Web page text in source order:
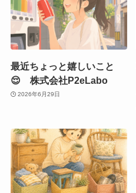
最近ちょっと嬉しいこと
😌 株式会社P2eLabo
2026年6月29日